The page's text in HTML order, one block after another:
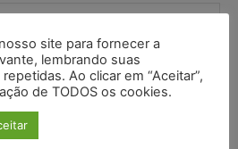
site para fornecer a
lembrando suas
Ao clicar em “Aceitar”,
de TODOS os cookies.